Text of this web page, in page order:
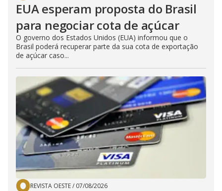
EUA esperam proposta do Brasil
para negociar cota de açúcar
O governo dos Estados Unidos (EUA) informou que o
Brasil poderá recuperar parte da sua cota de exportação
de açúcar caso...
REVISTA OESTE/ 07/08/2026